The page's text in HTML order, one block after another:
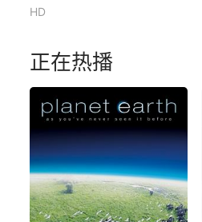
HD
正在热播